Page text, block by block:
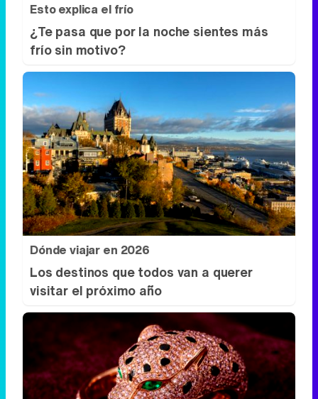
Esto explica el frío
¿Te pasa que por la noche sientes más
frío sin motivo?
Dónde viajar en 2026
Los destinos que todos van a querer
visitar el próximo año